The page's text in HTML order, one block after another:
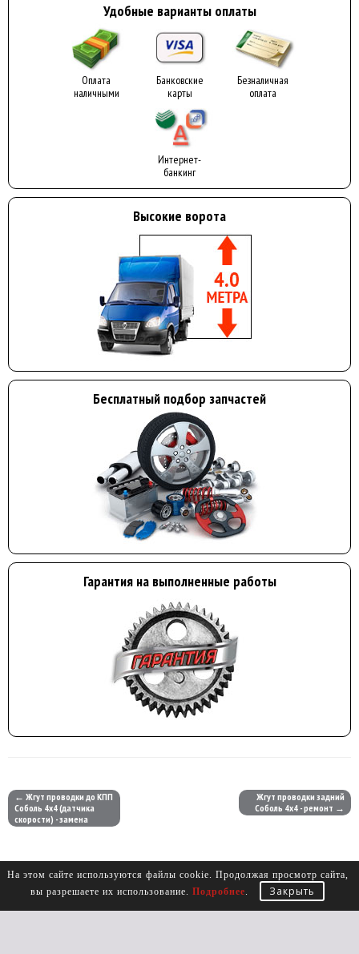
Удобные варианты оплаты
Оплата
наличными
Банковские
карты
Безналичная
оплата
Интернет-
банкинг
Высокие ворота
Бесплатный подбор запчастей
Гарантия на выполненные работы
← Жгут проводки до КПП
Соболь 4х4 (датчика
скорости) - замена
Жгут проводки задний
Соболь 4х4 - ремонт →
На этом сайте используются файлы cookie. Продолжая просмотр сайта,
вы разрешаете их использование. Подробнее. Закрыть